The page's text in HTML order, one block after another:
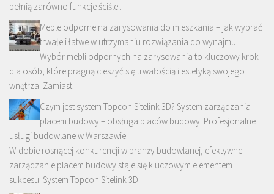
pełnią zarówno funkcje ściśle …
Meble odporne na zarysowania do mieszkania – jak wybrać
trwałe i łatwe w utrzymaniu rozwiązania do wynajmu
Wybór mebli odpornych na zarysowania to kluczowy krok
dla osób, które pragną cieszyć się trwałością i estetyką swojego
wnętrza. Zamiast …
Czym jest system Topcon Sitelink 3D? System zarządzania
placem budowy – obsługa placów budowy. Profesjonalne
usługi budowlane w Warszawie
W dobie rosnącej konkurencji w branży budowlanej, efektywne
zarządzanie placem budowy staje się kluczowym elementem
sukcesu. System Topcon Sitelink 3D …